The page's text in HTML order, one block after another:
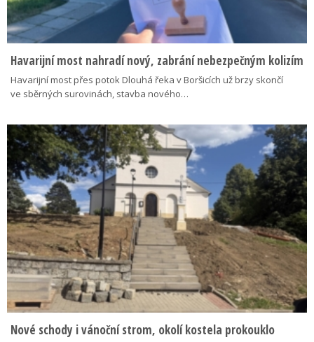
Havarijní most nahradí nový, zabrání nebezpečným kolizím
Havarijní most přes potok Dlouhá řeka v Boršicích už brzy skončí
ve sběrných surovinách, stavba nového…
Nové schody i vánoční strom, okolí kostela prokouklo